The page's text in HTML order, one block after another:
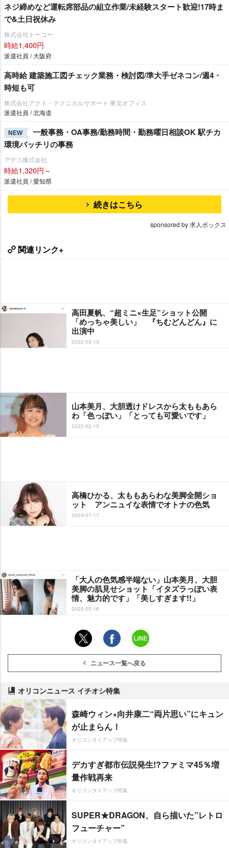
ネジ締めなど運転席部品の組立作業/未経験スタート歓迎!17時ま
で&土日祝休み
株式会社トーコー
時給1,400円
派遣社員 / 大阪府
高時給 建築施工図チェック業務・検討図/準大手ゼネコン/週4・
時短も可
株式会社アクト・テクニカルサポート 東北オフィス
派遣社員 / 北海道
NEW
一般事務・OA事務/勤務時間・勤務曜日相談OK 駅チカ
環境バッチリの事務
アデコ株式会社
時給1,320円～
派遣社員 / 愛知県
続きはこちら
sponsored by 求人ボックス
関連リンク+
高田夏帆、“超ミニ×生足”ショット公開
「めっちゃ美しい」 『ちむどんどん』に
出演中
2022-05-13
山本美月、大胆透けドレスから太ももあら
わ「色っぽい」「とっても可愛いです」
2022-02-15
高橋ひかる、太ももあらわな美脚全開ショ
ット アンニュイな表情でオトナの色気
2024-07-17
「大人の色気感半端ない」山本美月、大胆
美脚の肌見せショット「イタズラっぽい表
情、魅力的です」「美しすぎます!!」
2025-05-16
ニュース一覧へ戻る
オリコンニュース イチオシ特集
森崎ウィン×向井康二“両片思い”にキュン
が止まらん！
オリコンタイアップ特集
デカすぎ都市伝説発生!?ファミマ45％増
量作戦再来
オリコンタイアップ特集
SUPER★DRAGON、自ら描いた”レトロ
フューチャー”
オリコンタイアップ特集